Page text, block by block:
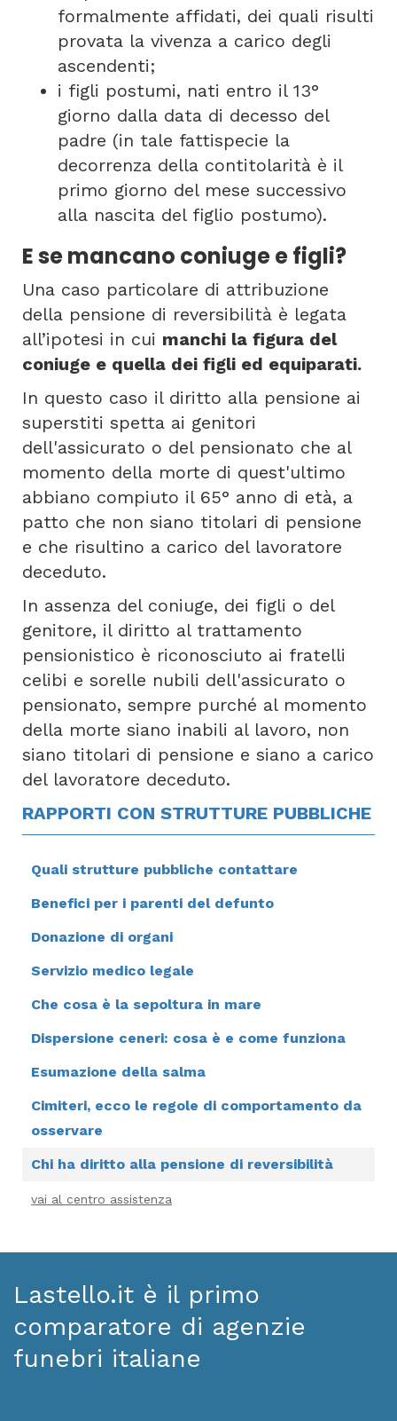
formalmente affidati, dei quali risulti
provata la vivenza a carico degli
ascendenti;
i figli postumi, nati entro il 13°
giorno dalla data di decesso del
padre (in tale fattispecie la
decorrenza della contitolarità è il
primo giorno del mese successivo
alla nascita del figlio postumo).
E se mancano coniuge e figli?
Una caso particolare di attribuzione
della pensione di reversibilità è legata
all’ipotesi in cui manchi la figura del
coniuge e quella dei figli ed equiparati.
In questo caso il diritto alla pensione ai
superstiti spetta ai genitori
dell'assicurato o del pensionato che al
momento della morte di quest'ultimo
abbiano compiuto il 65° anno di età, a
patto che non siano titolari di pensione
e che risultino a carico del lavoratore
deceduto.
In assenza del coniuge, dei figli o del
genitore, il diritto al trattamento
pensionistico è riconosciuto ai fratelli
celibi e sorelle nubili dell'assicurato o
pensionato, sempre purché al momento
della morte siano inabili al lavoro, non
siano titolari di pensione e siano a carico
del lavoratore deceduto.
RAPPORTI CON STRUTTURE PUBBLICHE
Quali strutture pubbliche contattare
Benefici per i parenti del defunto
Donazione di organi
Servizio medico legale
Che cosa è la sepoltura in mare
Dispersione ceneri: cosa è e come funziona
Esumazione della salma
Cimiteri, ecco le regole di comportamento da
osservare
Chi ha diritto alla pensione di reversibilità
vai al centro assistenza
Lastello.it è il primo
comparatore di agenzie
funebri italiane